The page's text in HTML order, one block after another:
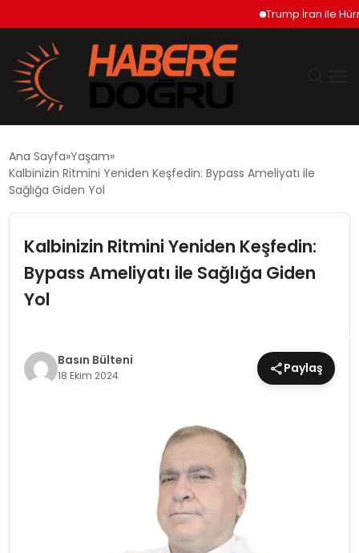
Trump İran ile Hürmüz
EKONOMİ
DÜNYA
SPOR
Ana Sayfa Yaşam
Kalbinizin Ritmini Yeniden Keşfedin: Bypass Ameliyatı ile
Sağlığa Giden Yol
Kalbinizin Ritmini Yeniden Keşfedin:
Bypass Ameliyatı ile Sağlığa Giden
Yol
Basın Bülteni
18 Ekim 2024 Paylaş